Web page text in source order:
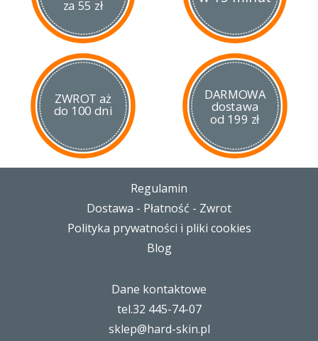
za 55 zł
ZWROT aż
do 100 dni
DARMOWA
dostawa
od 199 zł
Regulamin
Dostawa - Płatność - Zwrot
Polityka prywatności i pliki cookies
Blog
Dane kontaktowe
tel.32 445-74-07
sklep@hard-skin.pl